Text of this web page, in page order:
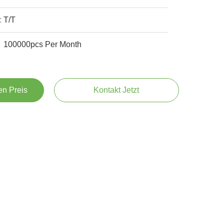
T/T
100000pcs Per Month
Preis Kontakt Jetzt